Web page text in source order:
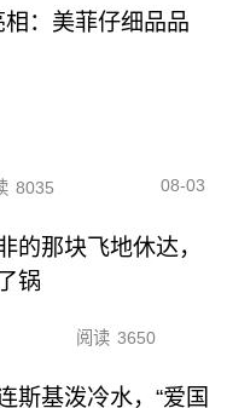
：美菲仔细品品
8035 08-03
的那块飞地休达，
锅
阅读 3650
斯基泼冷水，“爱国